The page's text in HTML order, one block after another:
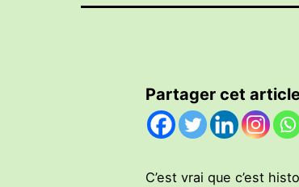
Partager cet
C’est vrai que c’est